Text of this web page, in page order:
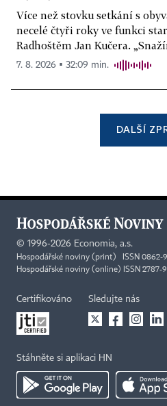
Více než stovku setkání s
necelé čtyři roky ve funkci
Radhoštěm Jan Kučera.
7. 8. 2026 ▪ 32:09 min.
DALŠÍ
© 1996-2026 Economia, a.s.
Hospodářské noviny (print) ISSN 0862-
Hospodářské noviny (online) ISSN 2787-
Certifikováno Sledujte nás
Stáhněte si aplikaci HN